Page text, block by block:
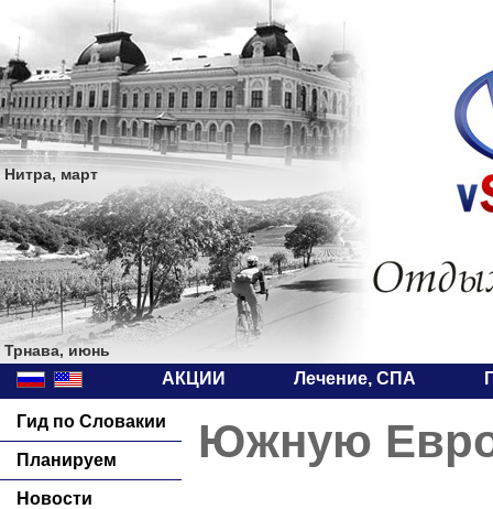
Нитра, март
Трнава, июнь
АКЦИИ Лечение, СПА
Гид по Словакии
Планируем
Новости
Южную